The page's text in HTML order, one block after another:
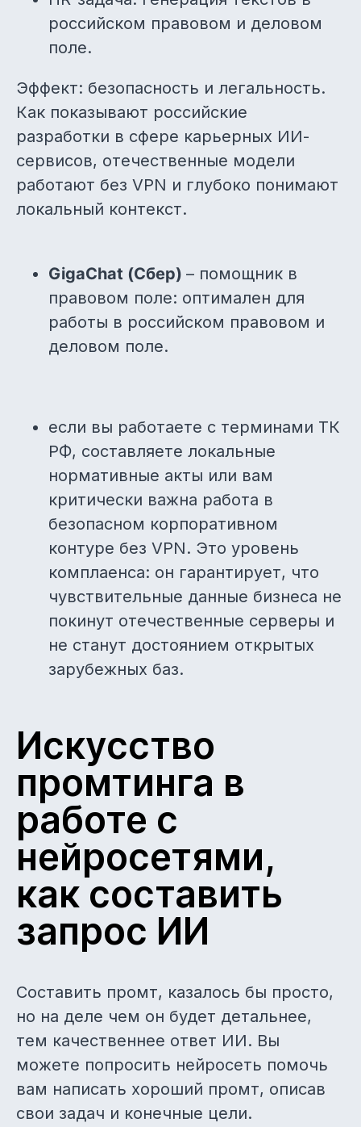
российском правовом и деловом
поле.
Эффект: безопасность и легальность.
Как показывают российские
разработки в сфере карьерных ИИ-
сервисов, отечественные модели
работают без VPN и глубоко понимают
локальный контекст.
GigaChat (Сбер) – помощник в
правовом поле: оптимален для
работы в российском правовом и
деловом поле.
если вы работаете с терминами ТК
РФ, составляете локальные
нормативные акты или вам
критически важна работа в
безопасном корпоративном
контуре без VPN. Это уровень
комплаенса: он гарантирует, что
чувствительные данные бизнеса не
покинут отечественные серверы и
не станут достоянием открытых
зарубежных баз.
Искусство
промтинга в
работе с
нейросетями,
как составить
запрос ИИ
Составить промт, казалось бы просто,
но на деле чем он будет детальнее,
тем качественнее ответ ИИ. Вы
можете попросить нейросеть помочь
вам написать хороший промт, описав
свои задач и конечные цели.